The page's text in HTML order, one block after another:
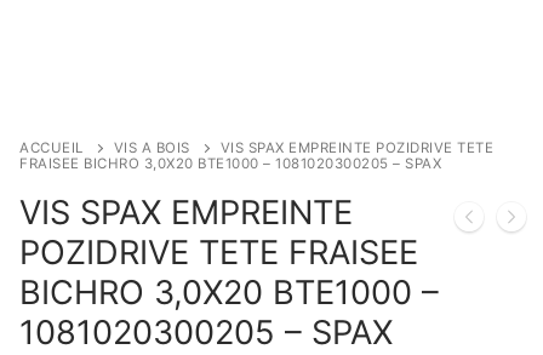
ACCUEIL VIS A BOIS
VIS SPAX EMPREINTE POZIDRIVE TETE
FRAISEE BICHRO 3,0X20 BTE1000 – 1081020300205 – SPAX
VIS SPAX EMPREINTE
POZIDRIVE TETE FRAISEE
BICHRO 3,0X20 BTE1000 –
1081020300205 – SPAX